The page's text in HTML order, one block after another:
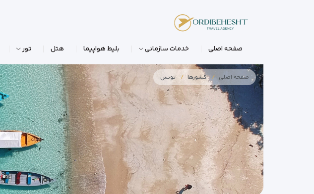
صفحه اصلی خدمات سازمانی بلیط هواپیما هتل تور
صفحه اصلی کشورها تونس